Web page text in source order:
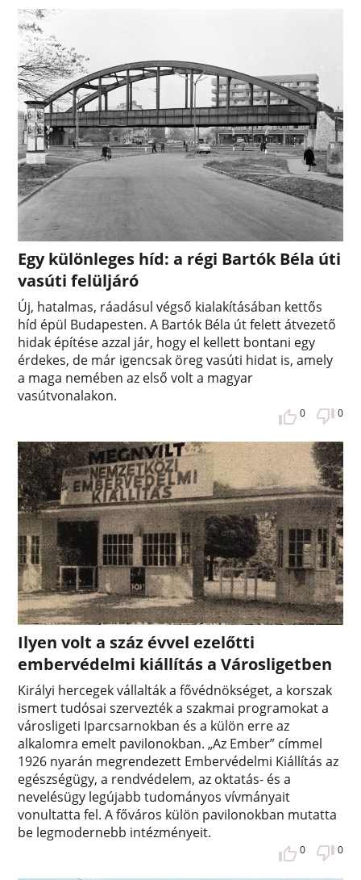
Egy különleges híd: a régi Bartók Béla úti
vasúti felüljáró
Új, hatalmas, ráadásul végső kialakításában kettős
híd épül Budapesten. A Bartók Béla út felett átvezető
hidak építése azzal jár, hogy el kellett bontani egy
érdekes, de már igencsak öreg vasúti hidat is, amely
a maga nemében az első volt a magyar
vasútvonalakon.
0 0
Ilyen volt a száz évvel ezelőtti
embervédelmi kiállítás a Városligetben
Királyi hercegek vállalták a fővédnökséget, a korszak
ismert tudósai szervezték a szakmai programokat a
városligeti Iparcsarnokban és a külön erre az
alkalomra emelt pavilonokban. „Az Ember” címmel
1926 nyarán megrendezett Embervédelmi Kiállítás az
egészségügy, a rendvédelem, az oktatás- és a
nevelésügy legújabb tudományos vívmányait
vonultatta fel. A főváros külön pavilonokban mutatta
be legmodernebb intézményeit.
0 0